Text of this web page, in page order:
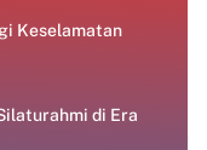
Keselamatan
di Era